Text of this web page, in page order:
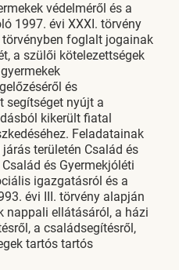
védelméről és a
1997. évi XXXI. törvény
foglalt jogainak
a szülői kötelezettségek
és
segítséget nyújt a
kikerült fiatal
Feladatainak
területén Család és
és Gyermekjóléti
igazgatásról és a
évi III. törvény alapján
nappali ellátásáról, a házi
a családsegítésről,
tartós tartós